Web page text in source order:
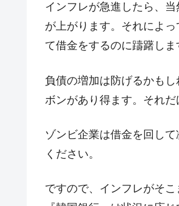
インフレが急進したら、
が上がります。それによ
て借金をするのに躊躇しま
負債の増加は防げるかも
ボンがあり得ます。それ
ゾンビ企業は借金を回し
ください。
ですので、インフレがそ